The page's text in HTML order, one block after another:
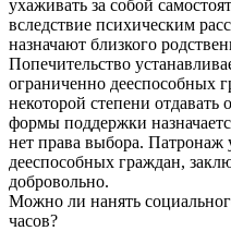
ухаживать за собой
вследствие психическим
назначают близкого
Попечительство
ограниченно дееспособных
некоторой степени отдавать
формы поддержки
нет права выбора. Патронаж
дееспособных граждан,
добровольно.
Можно ли нанять
часов?